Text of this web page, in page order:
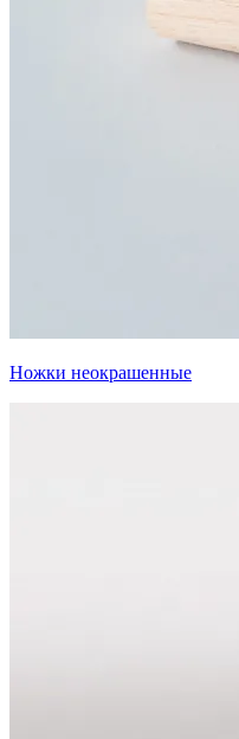
Ножки неокрашенные